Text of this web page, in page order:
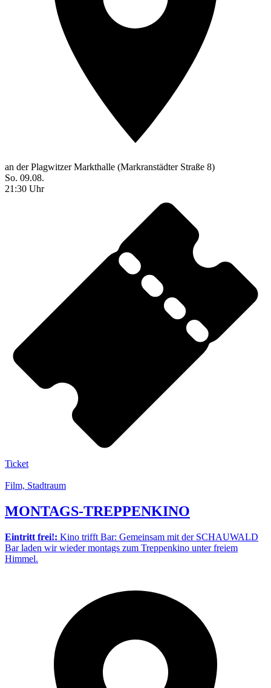
an der Plagwitzer Markthalle (Markranstädter Straße 8)
So. 09.08.
21:30 Uhr
Ticket
Film, Stadtraum
MONTAGS-TREPPENKINO
Eintritt frei!: Kino trifft Bar: Gemeinsam mit der SCHAUWALD
Bar laden wir wieder montags zum Treppenkino unter freiem
Himmel.